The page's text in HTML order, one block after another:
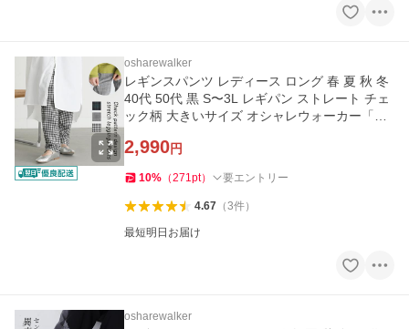
osharewalker
レギンスパンツ レディース ロング 春 夏 秋 冬
40代 50代 黒 S〜3L レギパン ストレート チェ
ック柄 大きいサイズ オシャレウォーカー「メ
2,990円
10% （271pt） 要エントリー
4.67（3件）
最短明日お届け
osharewalker